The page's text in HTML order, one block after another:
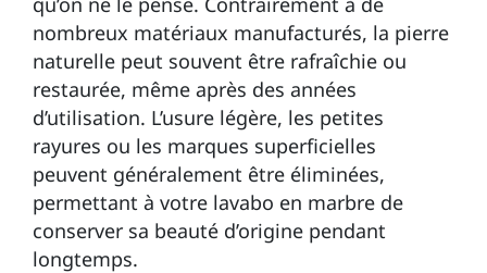
nombreux matériaux manufacturés, la pierre
naturelle peut souvent être rafraîchie ou
restaurée, même après des années
d’utilisation. L’usure légère, les petites
rayures ou les marques superficielles
peuvent généralement être éliminées,
permettant à votre lavabo en marbre de
conserver sa beauté d’origine pendant
longtemps.